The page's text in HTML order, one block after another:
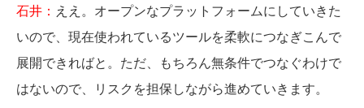
石井： ええ。オープンなプラットフォームにしていきた
いので、現在使われているツールを柔軟につなぎこんで
展開できればと。ただ、もちろん無条件でつなぐわけで
はないので、リスクを担保しながら進めていきます。